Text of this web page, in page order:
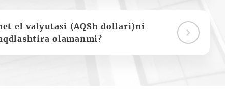
el valyutasi (AQSh dollari)ni
olamanmi?